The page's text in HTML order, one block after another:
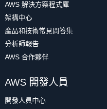
AWS 解決方案程式庫
架構中心
產品和技術常見問答集
分析師報告
AWS 合作夥伴
AWS 開發人員
開發人員中心